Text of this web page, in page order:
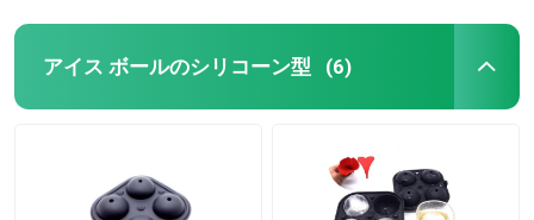
アイス ボールのシリコーン型 (6)